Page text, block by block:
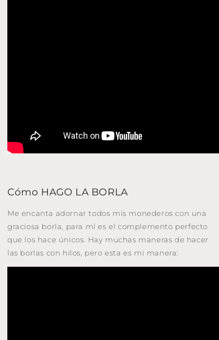
Cómo HAGO LA BORLA
Me encanta adornar todos mis monederos con una
graciosa borla, para mí es el complemento perfecto
que los hace únicos. Hay muchas maneras de hacer
las borlas con hilos, pero esta es mi manera: